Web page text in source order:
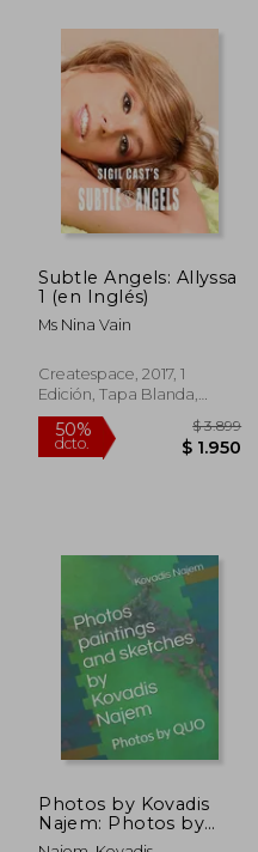
50%
dcto.
50%
dcto. $ 1.315
Subtle Angels: Allyssa
1 (en Inglés)
Ms Nina Vain
Createspace, 2017, 1
Edición, Tapa Blanda,
Nuevo
Photos by Kovadis
Najem: Photos by
QUO (en Inglés)